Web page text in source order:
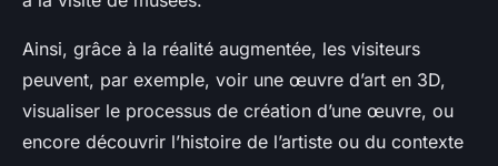
Ainsi, grâce à la réalité augmentée, les visiteurs
peuvent, par exemple, voir une œuvre d’art en 3D,
visualiser le processus de création d’une œuvre, ou
encore découvrir l’histoire de l’artiste ou du contexte